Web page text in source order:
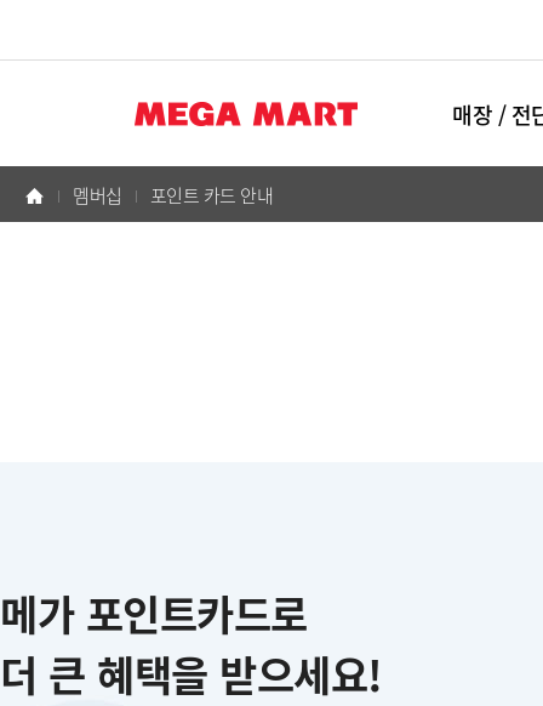
매장 / 전
멤버십 포인트 카드 안내
메가 포인트카드로
더 큰 혜택을 받으세요!